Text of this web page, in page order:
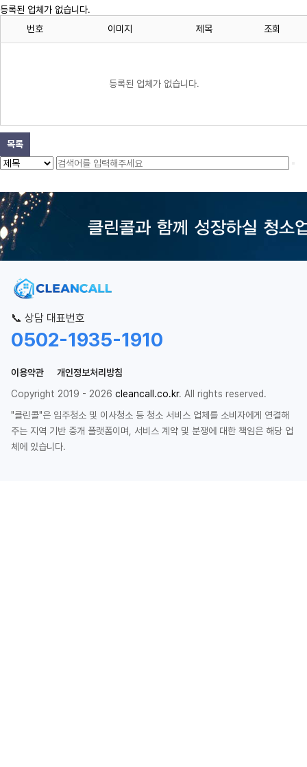
등록된 업체가 없습니다.
번호
이미지 제목 조회
등록된 업체가 없습니다.
목록
📞 상담 대표번호
0502-1935-1910
이용약관
개인정보처리방침
Copyright 2019 - 2026 cleancall.co.kr. All rights reserved.
"클린콜"은 입주청소 및 이사청소 등 청소 서비스 업체를 소비자에게 연결해
주는 지역 기반 중개 플랫폼이며, 서비스 계약 및 분쟁에 대한 책임은 해당 업
체에 있습니다.